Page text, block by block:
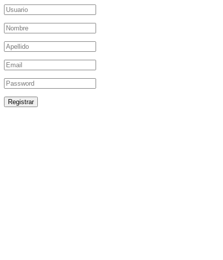
Registrar